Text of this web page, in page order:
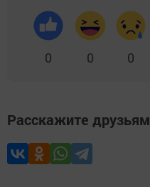
0 0 0
Расскажите друзьям